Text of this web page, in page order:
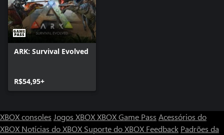
ARK: Survival Evolved
R$54,95+
XBOX consoles Jogos XBOXXBOX Game Pass Acessórios do
XBOX Notícias do XBOX Suporte do XBOX Feedback Padrões da